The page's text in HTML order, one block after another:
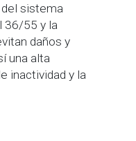
sistema
36/55 y la
daños y
una alta
inactividad y la